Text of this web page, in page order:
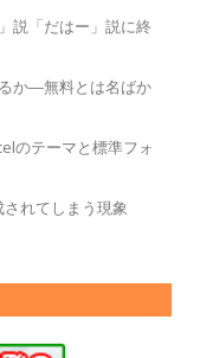
説「だはー」説に終
か―無料とは名ばか
のテーマと標準フォ
れてしまう現象